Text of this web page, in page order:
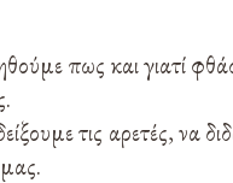
πως και γιατί
τις αρετές, να